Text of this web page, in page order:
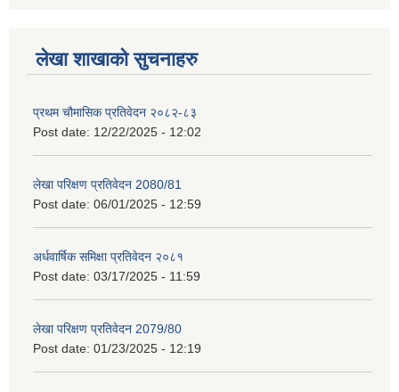
लेखा शाखाको सुचनाहरु
प्रथम चौमासिक प्रतिवेदन २०८२-८३
Post date: 12/22/2025 - 12:02
लेखा परिक्षण प्रतिवेदन 2080/81
Post date: 06/01/2025 - 12:59
अर्धवार्षिक समिक्षा प्रतिवेदन २०८१
Post date: 03/17/2025 - 11:59
लेखा परिक्षण प्रतिवेदन 2079/80
Post date: 01/23/2025 - 12:19